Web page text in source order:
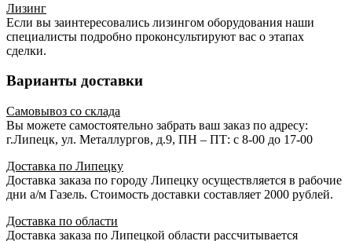
Лизинг
Если вы заинтересовались лизингом оборудования наши
специалисты подробно проконсультируют вас о этапах
сделки.
Варианты доставки
Самовывоз со склада
Вы можете самостоятельно забрать ваш заказ по адресу:
г.Липецк, ул. Металлургов, д.9, ПН – ПТ: с 8-00 до 17-00
Доставка по Липецку
Доставка заказа по городу Липецку осуществляется в рабочие
дни а/м Газель. Стоимость доставки составляет 2000 рублей.
Доставка по области
Доставка заказа по Липецкой области рассчитывается